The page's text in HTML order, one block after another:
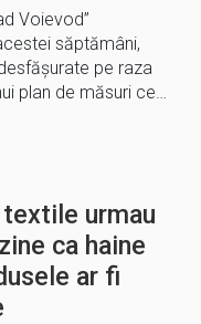
Voievod”
săptămâni,
pe raza
plan de măsuri ce…
urmau
ca haine
ar fi